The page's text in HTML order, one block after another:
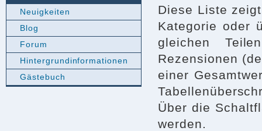
Diese Liste
Kategorie oder
gleichen
Rezensionen
einer
Über die
werden.
Neuigkeiten
Blog
Forum
Hintergrundinformationen
Gästebuch